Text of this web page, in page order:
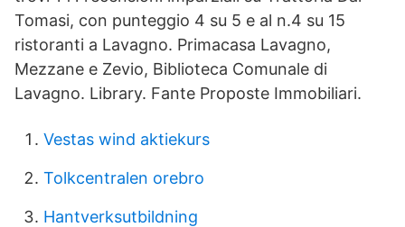
Tomasi, con punteggio 4 su 5 e al n.4 su 15
ristoranti a Lavagno. Primacasa Lavagno,
Mezzane e Zevio, Biblioteca Comunale di
Lavagno. Library. Fante Proposte Immobiliari.
Vestas wind aktiekurs
Tolkcentralen orebro
Hantverksutbildning